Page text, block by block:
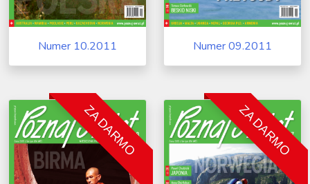
Numer 10.2011 Numer 09.2011
ZA DARMO ZA DARMO